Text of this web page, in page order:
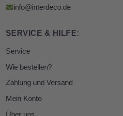
info@interdeco.de
SERVICE & HILFE:
Service
Wie bestellen?
Zahlung und Versand
Mein Konto